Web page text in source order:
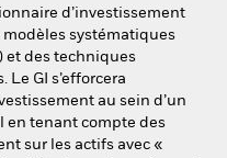
d’investissement
systématiques
et des techniques
GI s’efforcera
au sein d’un
en tenant compte des
sur les actifs avec «